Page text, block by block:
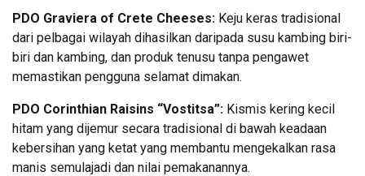
PDO Graviera of Crete Cheeses: Keju keras tradisional
dari pelbagai wilayah dihasilkan daripada susu kambing biri-
biri dan kambing, dan produk tenusu tanpa pengawet
memastikan pengguna selamat dimakan.
PDO Corinthian Raisins “Vostitsa”: Kismis kering kecil
hitam yang dijemur secara tradisional di bawah keadaan
kebersihan yang ketat yang membantu mengekalkan rasa
manis semulajadi dan nilai pemakanannya.